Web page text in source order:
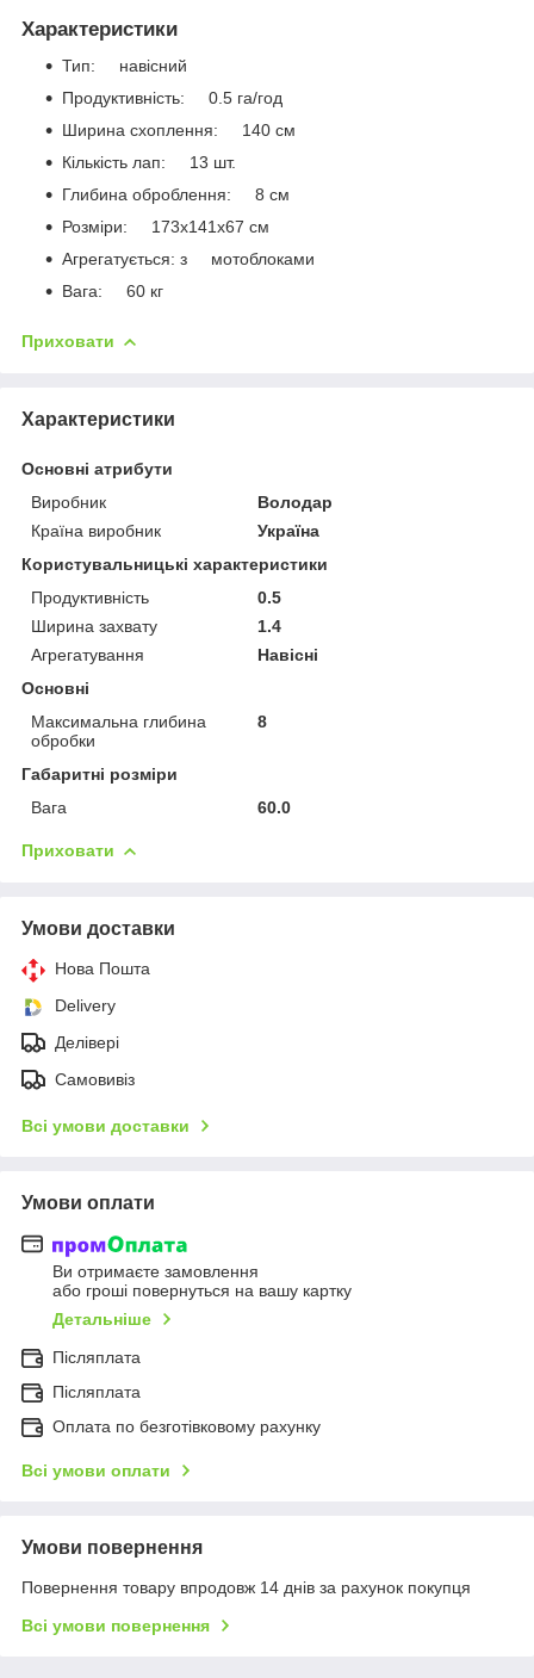
Характеристики
Тип: навісний
Продуктивність: 0.5 га/год
Ширина схоплення: 140 см
Кількість лап: 13 шт.
Глибина оброблення: 8 см
Розміри: 173х141х67 см
Агрегатується: з мотоблоками
Вага: 60 кг
Приховати
Характеристики
Основні атрибути
Виробник
Володар
Країна виробник
Україна
Користувальницькі характеристики
Продуктивність
0.5
Ширина захвату
1.4
Агрегатування
Навісні
Основні
Максимальна глибина
обробки
8
Габаритні розміри
Вага
60.0
Приховати
Умови доставки
Нова Пошта
Delivery
Делівері
Самовивіз
Всі умови доставки
Умови оплати
Ви отримаєте замовлення
або гроші повернуться на вашу картку
Детальніше
Післяплата
Післяплата
Оплата по безготівковому рахунку
Всі умови оплати
Умови повернення
Повернення товару впродовж 14 днів за рахунок покупця
Всі умови повернення